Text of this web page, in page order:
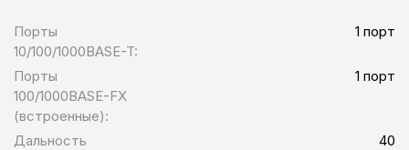
Порты
10/100/1000BASE-T:
1 порт
Порты
100/1000BASE-FX
(встроенные):
1 порт
Дальность
40